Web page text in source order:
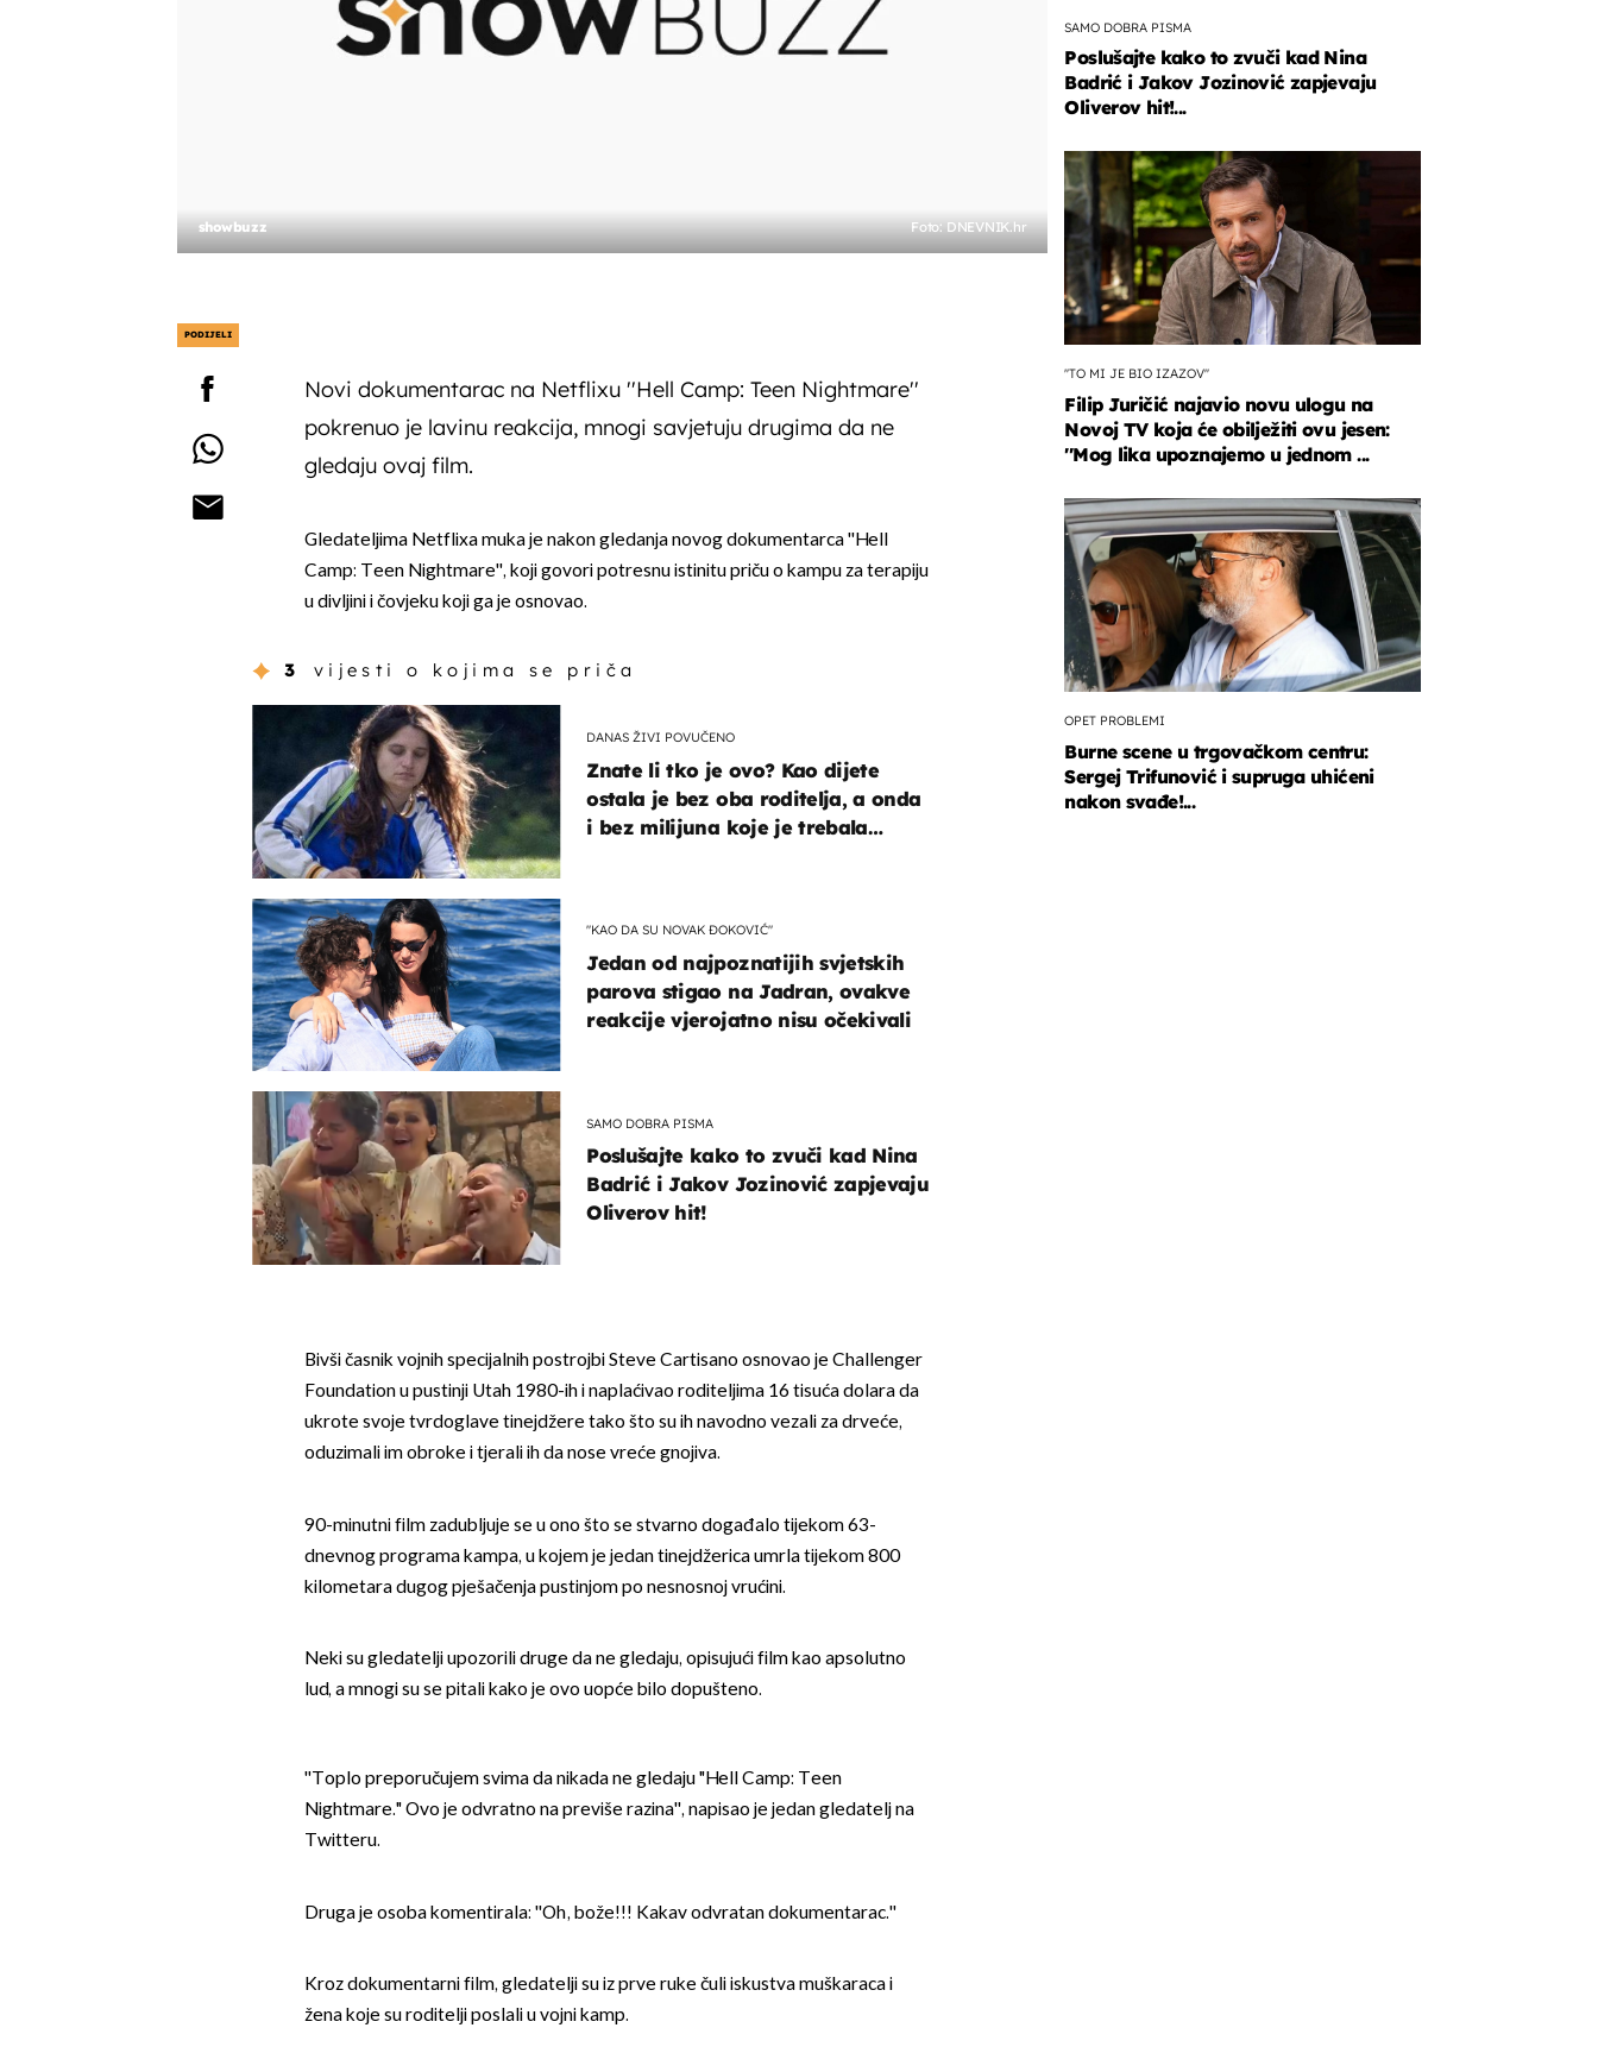
showbuzz Foto: DNEVNIK.hr
PODIJELI
Novi dokumentarac na Netflixu ''Hell Camp: Teen Nightmare''
pokrenuo je lavinu reakcija, mnogi savjetuju drugima da ne
gledaju ovaj film.
Gledateljima Netflixa muka je nakon gledanja novog dokumentarca ''Hell
Camp: Teen Nightmare'', koji govori potresnu istinitu priču o kampu za terapiju
u divljini i čovjeku koji ga je osnovao.
3 vijesti o kojima se priča
DANAS ŽIVI POVUČENO
Znate li tko je ovo? Kao dijete
ostala je bez oba roditelja, a onda
i bez milijuna koje je trebala
"KAO DA SU NOVAK ĐOKOVIĆ"
Jedan od najpoznatijih svjetskih
parova stigao na Jadran, ovakve
reakcije vjerojatno nisu očekivali
SAMO DOBRA PISMA
Poslušajte kako to zvuči kad Nina
Badrić i Jakov Jozinović zapjevaju
Oliverov hit!
Bivši časnik vojnih specijalnih postrojbi Steve Cartisano osnovao je Challenger
Foundation u pustinji Utah 1980-ih i naplaćivao roditeljima 16 tisuća dolara da
ukrote svoje tvrdoglave tinejdžere tako što su ih navodno vezali za drveće,
oduzimali im obroke i tjerali ih da nose vreće gnojiva.
90-minutni film zadubljuje se u ono što se stvarno događalo tijekom 63-
dnevnog programa kampa, u kojem je jedan tinejdžerica umrla tijekom 800
kilometara dugog pješačenja pustinjom po nesnosnoj vrućini.
Neki su gledatelji upozorili druge da ne gledaju, opisujući film kao apsolutno
lud, a mnogi su se pitali kako je ovo uopće bilo dopušteno.
''Toplo preporučujem svima da nikada ne gledaju "Hell Camp: Teen
Nightmare." Ovo je odvratno na previše razina'', napisao je jedan gledatelj na
Twitteru.
Druga je osoba komentirala: ''Oh, bože!!! Kakav odvratan dokumentarac.''
Kroz dokumentarni film, gledatelji su iz prve ruke čuli iskustva muškaraca i
žena koje su roditelji poslali u vojni kamp.
SAMO DOBRA PISMA
Poslušajte kako to zvuči kad Nina
Badrić i Jakov Jozinović zapjevaju
Oliverov hit!...
''TO MI JE BIO IZAZOV''
Filip Juričić najavio novu ulogu na
Novoj TV koja će obilježiti ovu jesen:
''Mog lika upoznajemo u jednom ...
OPET PROBLEMI
Burne scene u trgovačkom centru:
Sergej Trifunović i supruga uhićeni
nakon svađe!...
OMOGUĆI OBAVIJESTI